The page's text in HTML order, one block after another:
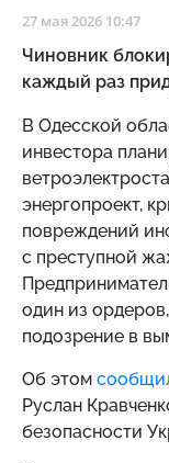
27 мая 2026 10:47
Чиновник
каждый раз
В Одесской
инвестора
энергопроект,
повреждений
с преступной
один из
подозрение в
Об этом
Руслан
безопасности